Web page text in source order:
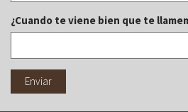
¿Cuando te viene bien que te